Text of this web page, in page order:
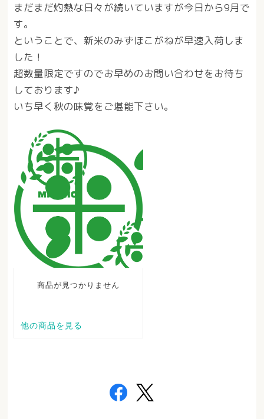
まだまだ灼熱な日々が続いていますが今日から9月で
す。
ということで、新米のみずほこがねが早速入荷しま
した！
超数量限定ですのでお早めのお問い合わせをお待ち
しております♪
いち早く秋の味覚をご堪能下さい。